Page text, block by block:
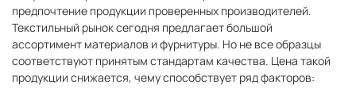
предпочтение продукции проверенных производителей.
Текстильный рынок сегодня предлагает большой
ассортимент материалов и фурнитуры. Но не все образцы
соответствуют принятым стандартам качества. Цена такой
продукции снижается, чему способствует ряд факторов: